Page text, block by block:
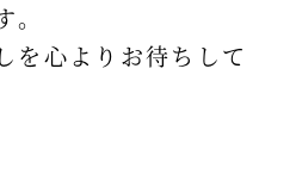
を心よりお待ちして